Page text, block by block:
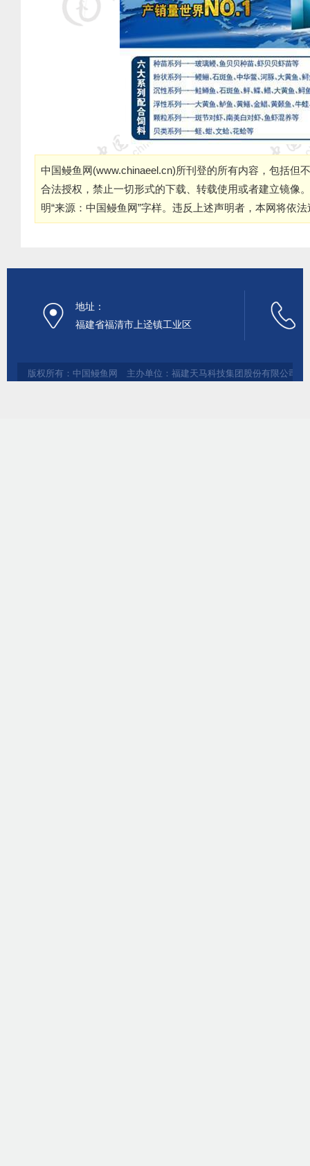
中国鳗鱼网(www.chinaeel.cn)所刊登的所有内容，包括但
合法授权，禁止一切形式的下载、转载使用或者建立镜像
明“来源：中国鳗鱼网”字样。违反上述声明者，本网将依
地址：
福建省福清市上迳镇工业区
版权所有：中国鳗鱼网 主办单位：福建天马科技集团股份有限公司